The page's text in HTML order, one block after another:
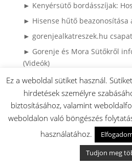
► Kenyérsütő bordásszíjak:
► Hisense hűtő beazonosítása
► gorenjealkatreszek.hu
► Gorenje és Mora Sütőkről
(Videók)
► 2008 előtti MORA
► Gorenje Szárítógépek
alkatrészei
► Gorenje mosógépek
robbantott ábrája és
Ez a weboldal sütiket használ.
hirdetések személyre
biztosításához, valamint
weboldalon való böngészés
használatához.
Tudjon meg